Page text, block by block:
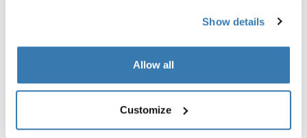
Show details
Allow all
Customize